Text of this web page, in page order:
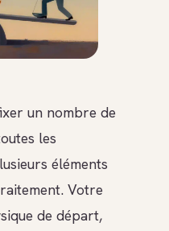
un nombre de
les
éléments
Votre
de départ,